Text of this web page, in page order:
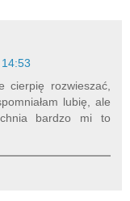
cierpię rozwieszać,
lubię, ale
bardzo mi to